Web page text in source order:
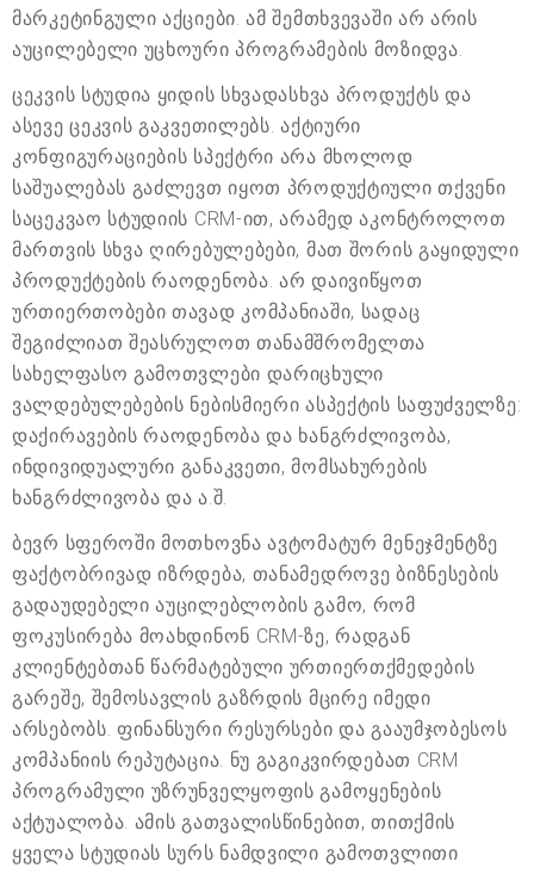
მარკეტინგული აქციები. ამ შემთხვევაში არ არის
აუცილებელი უცხოური პროგრამების მოზიდვა.
ცეკვის სტუდია ყიდის სხვადასხვა პროდუქტს და
ასევე ცეკვის გაკვეთილებს. აქტიური
კონფიგურაციების სპექტრი არა მხოლოდ
საშუალებას გაძლევთ იყოთ პროდუქტიული თქვენი
საცეკვაო სტუდიის CRM-ით, არამედ აკონტროლოთ
მართვის სხვა ღირებულებები, მათ შორის გაყიდული
პროდუქტების რაოდენობა. არ დაივიწყოთ
ურთიერთობები თავად კომპანიაში, სადაც
შეგიძლიათ შეასრულოთ თანამშრომელთა
სახელფასო გამოთვლები დარიცხული
ვალდებულებების ნებისმიერი ასპექტის საფუძველზე:
დაქირავების რაოდენობა და ხანგრძლივობა,
ინდივიდუალური განაკვეთი, მომსახურების
ხანგრძლივობა და ა.შ.
ბევრ სფეროში მოთხოვნა ავტომატურ მენეჯმენტზე
ფაქტობრივად იზრდება, თანამედროვე ბიზნესების
გადაუდებელი აუცილებლობის გამო, რომ
ფოკუსირება მოახდინონ CRM-ზე, რადგან
კლიენტებთან წარმატებული ურთიერთქმედების
გარეშე, შემოსავლის გაზრდის მცირე იმედი
არსებობს. ფინანსური რესურსები და გააუმჯობესოს
კომპანიის რეპუტაცია. ნუ გაგიკვირდებათ CRM
პროგრამული უზრუნველყოფის გამოყენების
აქტუალობა. ამის გათვალისწინებით, თითქმის
ყველა სტუდიას სურს ნამდვილი გამოთვლითი